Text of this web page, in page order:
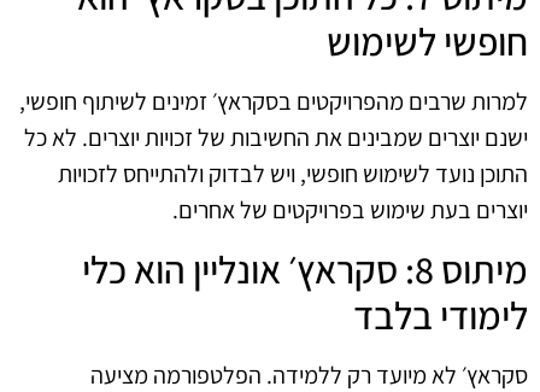
חופשי לשימוש
למרות שרבים מהפרויקטים בסקראץ׳ זמינים לשיתוף חופשי,
ישנם יוצרים שמבינים את החשיבות של זכויות יוצרים. לא כל
התוכן נועד לשימוש חופשי, ויש לבדוק ולהתייחס לזכויות
יוצרים בעת שימוש בפרויקטים של אחרים.
מיתוס 8: סקראץ׳ אונליין הוא כלי
לימודי בלבד
סקראץ׳ לא מיועד רק ללמידה. הפלטפורמה מציעה